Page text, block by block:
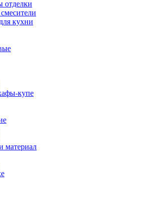
отделки
кухни
купе
материал